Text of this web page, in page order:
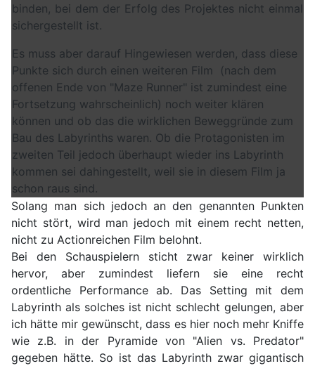
binden, bei dem der Erfolg des Projektes nicht einmal
sichergestellt ist.
Es muss aber darauf Hingewiesen werden, dass diese
Punkte sich durch einen weiteren Film (nach dem
offenen Ende von "Maze Runner" ist zumindest eine
Fortsetzung wahrscheinlich) noch weiter klären
können und ob das die wirklichen Beweggründe zum
Bau des Labyrinths waren. Ob die Protagonisten im
zweiten Teil jedoch überhaupt wieder ins Labyrinth
kommen sei dahingestellt, weil sie in diesem Film ja
schon raus sind.
Solang man sich jedoch an den genannten Punkten
nicht stört, wird man jedoch mit einem recht netten,
nicht zu Actionreichen Film belohnt.
Bei den Schauspielern sticht zwar keiner wirklich
hervor, aber zumindest liefern sie eine recht
ordentliche Performance ab. Das Setting mit dem
Labyrinth als solches ist nicht schlecht gelungen, aber
ich hätte mir gewünscht, dass es hier noch mehr Kniffe
wie z.B. in der Pyramide von "Alien vs. Predator"
gegeben hätte. So ist das Labyrinth zwar gigantisch